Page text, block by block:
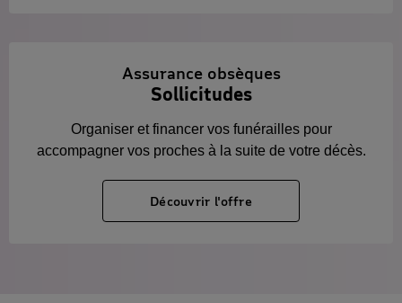
Assurance obsèques
Sollicitudes
Organiser et financer vos funérailles pour
accompagner vos proches à la suite de votre décès.
Découvrir l'offre